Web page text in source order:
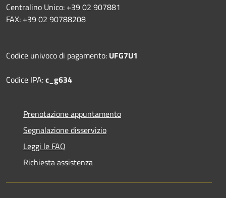
Centralino Unico: +39 02 907881
FAX: +39 02 90788208
Codice univoco di pagamento: UFG7U1
Codice IPA:c_g634
Prenotazione appuntamento
Segnalazione disservizio
Leggi le FAQ
Richiesta assistenza